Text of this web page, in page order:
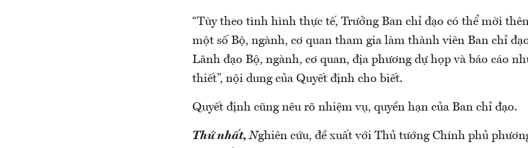
“Tùy theo tình hình thực tế, Trưởng Ban chỉ đạo có thể mời
một số Bộ, ngành, cơ quan tham gia làm thành viên Ban chỉ
Lãnh đạo Bộ, ngành, cơ quan, địa phương dự họp và báo cáo
thiết”, nội dung của Quyết định cho biết.
Quyết định cũng nêu rõ nhiệm vụ, quyền hạn của Ban chỉ đạo.
Thứ nhất,Nghiên cứu, đề xuất với Thủ tướng Chính phủ